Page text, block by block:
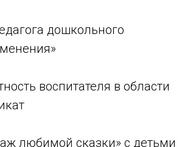
дошкольного
воспитателя в области
любимой сказки» с детьми